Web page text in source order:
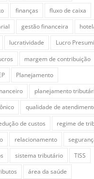
finanças
fluxo de caixa
gestão financeira
lucratividade
Lucro
margem de contribuição
Planejamento
planejamento
qualidade de
de custos
regime de
relacionamento
sistema tributário
TISS
área da saúde